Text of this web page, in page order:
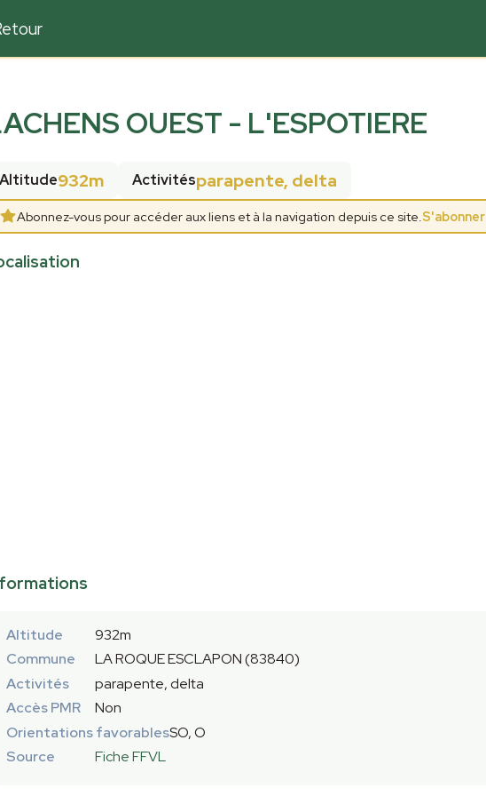
OUEST - L'ESPOTIERE
Altitude932m Activitésparapente, delta
Abonnez-vous pour accéder aux liens et à la navigation depuis ce site.S'abonner
Altitude
932m
Commune
LA ROQUE ESCLAPON (83840)
Activités
parapente, delta
Accès PMR
Non
Orientations favorablesSO, O
Source
Fiche FFVL